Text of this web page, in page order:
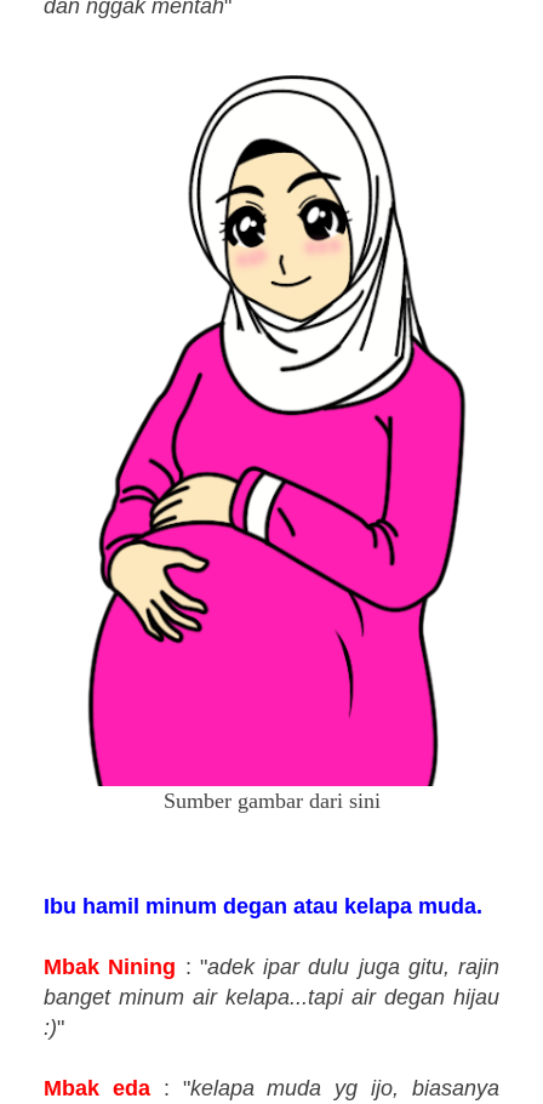
dan nggak mentah"
Sumber gambar dari sini
Ibu hamil minum degan atau kelapa muda.
Mbak Nining : "adek ipar dulu juga gitu, rajin
banget minum air kelapa...tapi air degan hijau
:)"
Mbak eda: "kelapa muda yg ijo, biasanya